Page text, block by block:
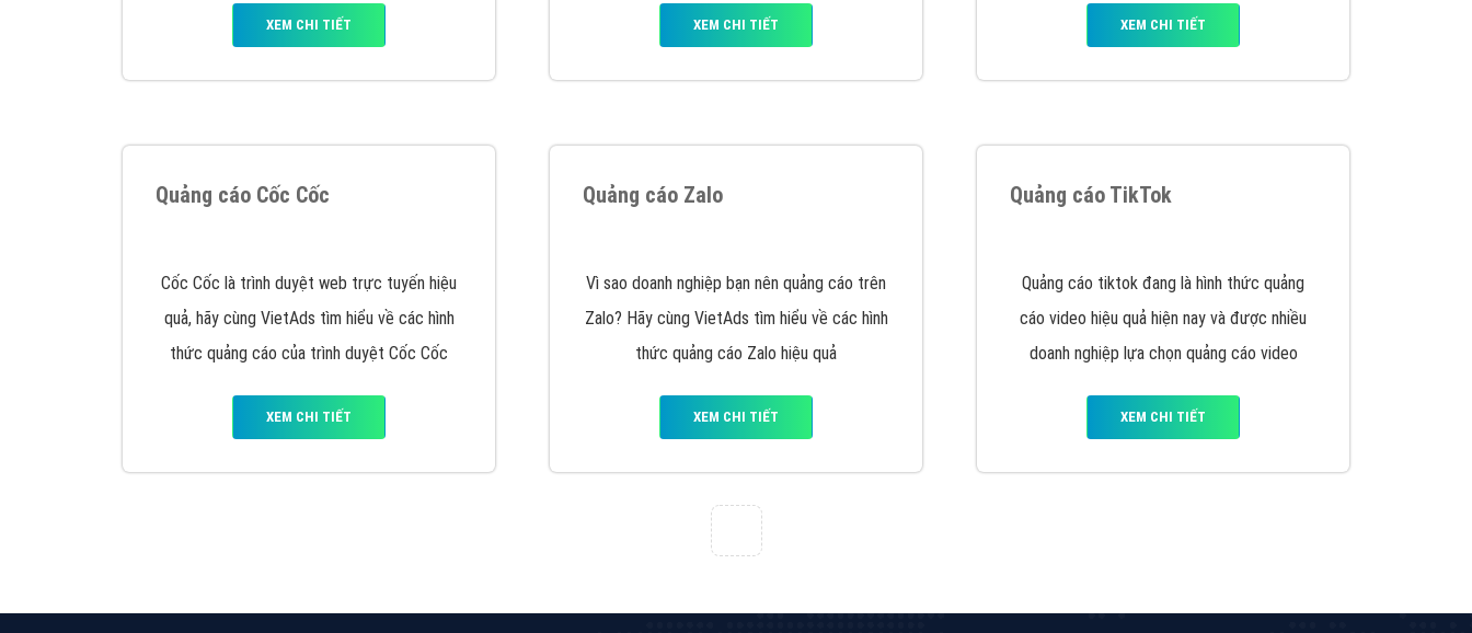
XEM CHI TIẾT XEM CHI TIẾT XEM CHI TIẾT
Quảng cáo Cốc Cốc
Cốc Cốc là trình duyệt web trực tuyến hiệu
quả, hãy cùng VietAds tìm hiểu về các hình
thức quảng cáo của trình duyệt Cốc Cốc
XEM CHI TIẾT
Quảng cáo Zalo
Vì sao doanh nghiệp bạn nên quảng cáo trên
Zalo? Hãy cùng VietAds tìm hiểu về các hình
thức quảng cáo Zalo hiệu quả
XEM CHI TIẾT
Quảng cáo TikTok
Quảng cáo tiktok đang là hình thức quảng
cáo video hiệu quả hiện nay và được nhiều
doanh nghiệp lựa chọn quảng cáo video
XEM CHI TIẾT